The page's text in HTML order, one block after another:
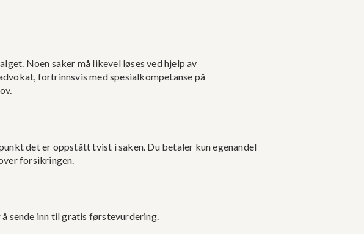
Noen saker må likevel løses ved hjelp av
fortrinnsvis med spesialkompetanse på
det er oppstått tvist i saken. Du betaler kun egenandel
forsikringen.
sende inn til gratis førstevurdering.